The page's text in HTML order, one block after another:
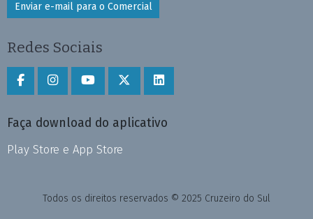
Enviar e-mail para o Comercial
Redes Sociais
Faça download do aplicativo
Play Store e App Store
Todos os direitos reservados © 2025 Cruzeiro do Sul